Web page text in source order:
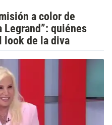
a color de
Legrand”: quiénes
look de la diva